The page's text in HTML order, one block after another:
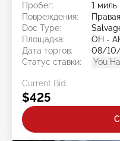
Пробег:
1 миль
Повреждения:
Doc Type:
Площадка:
OH -
Дата торгов:
08/
Статус ставки:
You
Current Bid:
$425